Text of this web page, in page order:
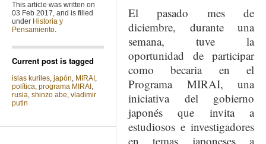
This article was written on
03 Feb 2017, and is filled
under Historia y
Pensamiento.
Current post is tagged
islas kuriles, japón, MIRAI ,
política, programa MIRAI ,
rusia, shinzo abe, vladimir
putin
El pasado mes de
diciembre, durante una
semana, tuve la
oportunidad de participar
como becaria en el
Programa MIRAI, una
iniciativa del gobierno
japonés que invita a
estudiosos e investigadores
en temas japoneses a